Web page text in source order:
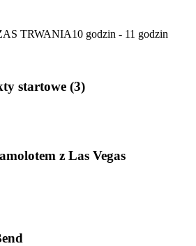
TRWANIA10 godzin - 11 godzin
startowe (3)
z Las Vegas